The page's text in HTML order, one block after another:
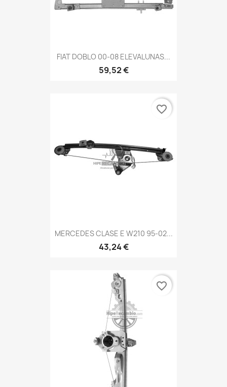
FIAT DOBLO 00-08 ELEVALUNAS...
59,52 €
MERCEDES CLASE E W210 95-02...
43,24 €
favorite_border
favorite_border